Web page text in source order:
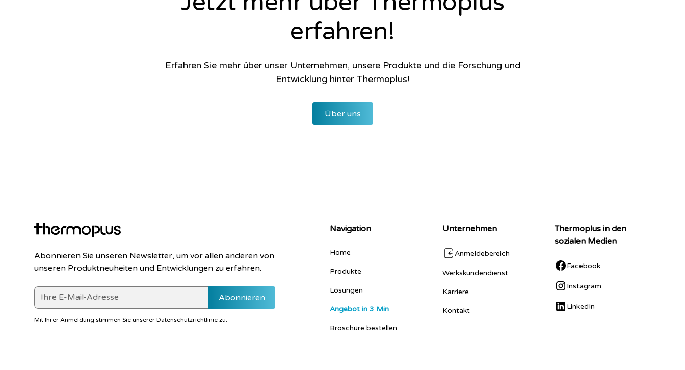
erfahren!
Erfahren Sie mehr über unser Unternehmen, unsere Produkte und die Forschung und
Entwicklung hinter Thermoplus!
Über uns
Abonnieren Sie unseren Newsletter, um vor allen anderen von
unseren Produktneuheiten und Entwicklungen zu erfahren.
Mit Ihrer Anmeldung stimmen Sie unsererDatenschutzrichtlinie zu.
Navigation
Home
Produkte
Lösungen
Angebot in 3 Min
Broschüre bestellen
Unternehmen
Anmeldebereich
Werkskundendienst
Karriere
Kontakt
Thermoplus in den
sozialen Medien
Facebook
Instagram
LinkedIn